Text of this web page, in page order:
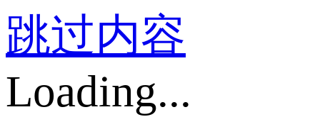
跳过内容
Loading...